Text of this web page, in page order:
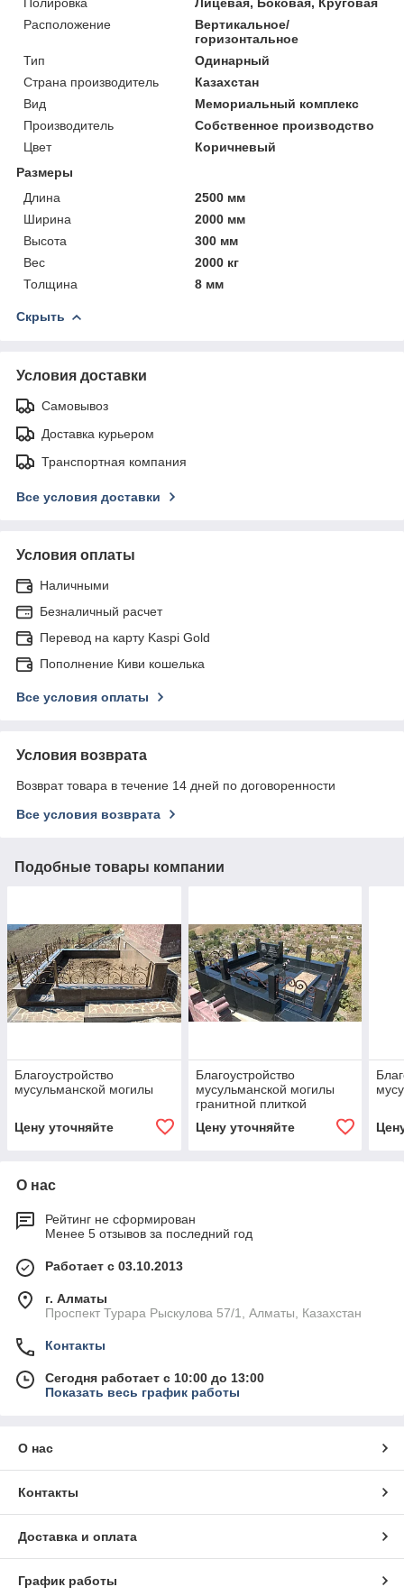
Расположение
Вертикальное/
горизонтальное
Тип
Одинарный
Страна производитель
Казахстан
Вид
Мемориальный комплекс
Производитель
Собственное производство
Цвет
Коричневый
Размеры
Длина
2500 мм
Ширина
2000 мм
Высота
300 мм
Вес
2000 кг
Толщина
8 мм
Скрыть
Условия доставки
Самовывоз
Доставка курьером
Транспортная компания
Все условия доставки
Условия оплаты
Наличными
Безналичный расчет
Перевод на карту Kaspi Gold
Пополнение Киви кошелька
Все условия оплаты
Условия возврата
Возврат товара в течение 14 дней по договоренности
Все условия возврата
Подобные товары компании
Благоустройство
мусульманской могилы
Цену уточняйте
Благоустройство
мусульманской могилы
гранитной плиткой
Цену уточняйте
О нас
Рейтинг не сформирован
Менее 5 отзывов за последний год
Работает с 03.10.2013
г. Алматы
Проспект Турара Рыскулова 57/1, Алматы, Казахстан
Контакты
Сегодня работает с 10:00 до 13:00
Показать весь график работы
О нас
Контакты
Доставка и оплата
График работы